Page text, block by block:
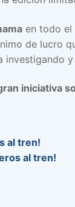
en todo el
de lucro
iniciativa
al tren!
al tren!